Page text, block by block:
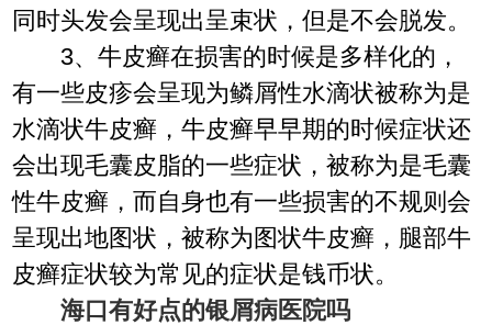
同时头发会呈现出呈束状，但是不会脱发。
3、牛皮癣在损害的时候是多样化的，
有一些皮疹会呈现为鳞屑性水滴状被称为是
水滴状牛皮癣，牛皮癣早早期的时候症状还
会出现毛囊皮脂的一些症状，被称为是毛囊
性牛皮癣，而自身也有一些损害的不规则会
呈现出地图状，被称为图状牛皮癣，腿部牛
皮癣症状较为常见的症状是钱币状。
海口有好点的银屑病医院吗